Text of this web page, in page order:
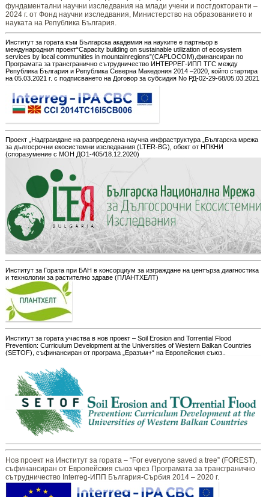
фундаментални научни изследвания на млади учени и постдокторанти –
2024 г. от Фонд научни изследвания, Министерство на образованието и
науката на Република България.
Институт за гората към Българска академия на науките е партньор в
международния проект“Capacity building on sustainable utilization of ecosystem
services by local communities in mountainregions”(CAPLOCOM),финансиран по
Програмата за трансгранично сътрудничество ИНТЕРРЕГ-ИПП ТГС между
Република България и Република Северна Македония 2014 –2020, който стартира
на 05.03.2021 г. с подписването на Договор за субсидия No РД-02-29-68/05.03.2021
Проект „Надграждане на разпределена научна инфраструктура „Българска мрежа
за дългосрочни екосистемни изследвания (LTER-BG), обект от НПКНИ
(споразумение с МОН ДО1-405/18.12.2020)
Институт за Гората при БАН в консорциум за изграждане на центърза диагностика
и технологии за растително здраве (ПЛАНТХЕЛТ)
Институт за гората участва в нов проект – Soil Erosion and Torrential Flood
Prevention: Curriculum Development at the Universities of Western Balkan Countries
(SETOF), съфинансиран от програма „Еразъм+“ на Европейския съюз..
Нов проект на Институт за гората – “For everyone saved a tree” (FOREST),
съфинансиран от Европейския съюз чрез Програмата за трансгранично
сътрудничество Interreg-ИПП България-Сърбия 2014 – 2020 г.